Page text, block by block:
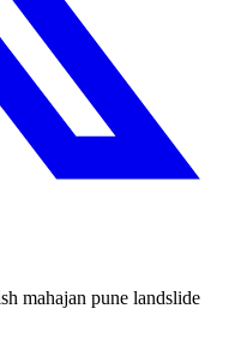
mahajan pune landslide